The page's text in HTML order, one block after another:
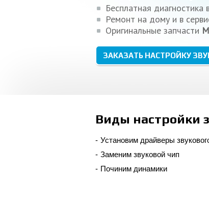
Бесплатная
Ремонт на дому и в
Оригинальные запчасти
ЗАКАЗАТЬ НАСТРОЙКУ
Виды настройки
Установим драйверы
Заменим звуковой чип
Починим динамики